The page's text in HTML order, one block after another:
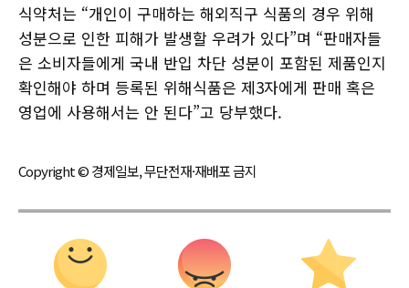
식약처는 “개인이 구매하는 해외직구 식품의 경우 위해
성분으로 인한 피해가 발생할 우려가 있다”며 “판매자들
은 소비자들에게 국내 반입 차단 성분이 포함된 제품인지
확인해야 하며 등록된 위해식품은 제3자에게 판매 혹은
영업에 사용해서는 안 된다”고 당부했다.
Copyright © 경제일보, 무단전재·재배포 금지